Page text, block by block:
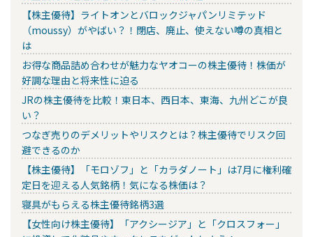
【株主優待】ライトオンとバロックジャパンリミテッド
（moussy）がやばい？！閉店、廃止、使えない噂の真相と
は
お得な商品詰め合わせが魅力なヤオコーの株主優待！株価が
好調な理由と将来性に迫る
JRの株主優待を比較！東日本、西日本、東海、九州どこが良
い？
つなぎ売りのデメリットやリスクとは？株主優待でリスク回
避できるのか
【株主優待】「モロゾフ」と「カラダノート」は7月に権利確
定日を迎える人気銘柄！気になる株価は？
寝具がもらえる株主優待銘柄3選
【女性向け株主優待】「アクシージア」と「クロスフォー」